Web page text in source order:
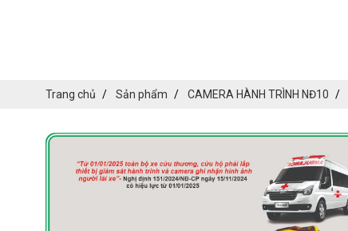
Trang chủ Sản phẩm CAMERA HÀNH TRÌNH NĐ10